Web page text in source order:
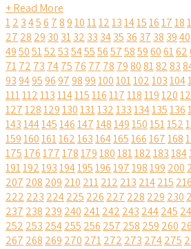
+ Read More
12 3456 789101112131415161718
27 28 29 30 3132 33 3435 36 37 38 3940
4950515253545556575859606162
7172 73 7475 76 77 78 7980818283
93949596979899100101102103104
111112113114115116117118119120
127128129130131132133134135136
143144145146147148149150151152
159160161162163164165166167168
175176177178179180181182183184
191192193194195196197198199 200
207 208 209 210 211212 213 214215 216
222 223 224225 226 227 228 229 230
237 238 239 240 241242 243 244245
252 253 254255 256 257 258 259 260
267 268 269 270 271272 273 274275